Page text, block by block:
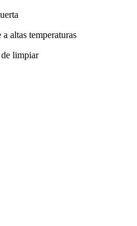
altas temperaturas
limpiar